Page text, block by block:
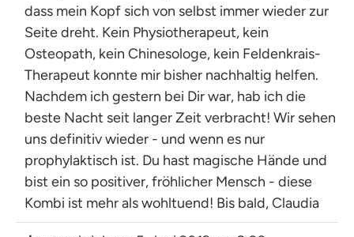
dass mein Kopf sich von selbst immer wieder zur
Seite dreht. Kein Physiotherapeut, kein
Osteopath, kein Chinesologe, kein Feldenkrais-
Therapeut konnte mir bisher nachhaltig helfen.
Nachdem ich gestern bei Dir war, hab ich die
beste Nacht seit langer Zeit verbracht! Wir sehen
uns definitiv wieder - und wenn es nur
prophylaktisch ist. Du hast magische Hände und
bist ein so positiver, fröhlicher Mensch - diese
Kombi ist mehr als wohltuend! Bis bald, Claudia